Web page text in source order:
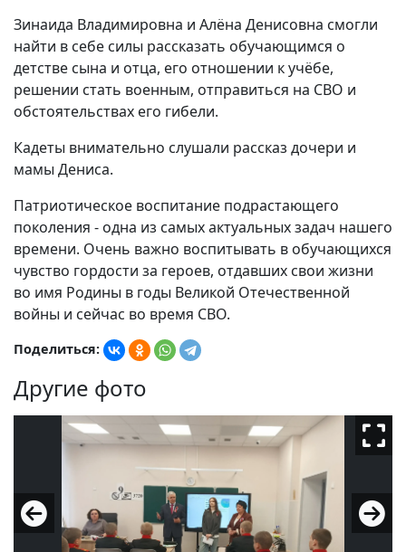
Зинаида Владимировна и Алёна Денисовна смогли
найти в себе силы рассказать обучающимся о
детстве сына и отца, его отношении к учёбе,
решении стать военным, отправиться на СВО и
обстоятельствах его гибели.
Кадеты внимательно слушали рассказ дочери и
мамы Дениса.
Патриотическое воспитание подрастающего
поколения - одна из самых актуальных задач нашего
времени. Очень важно воспитывать в обучающихся
чувство гордости за героев, отдавших свои жизни
во имя Родины в годы Великой Отечественной
войны и сейчас во время СВО.
Поделиться:
Другие фото